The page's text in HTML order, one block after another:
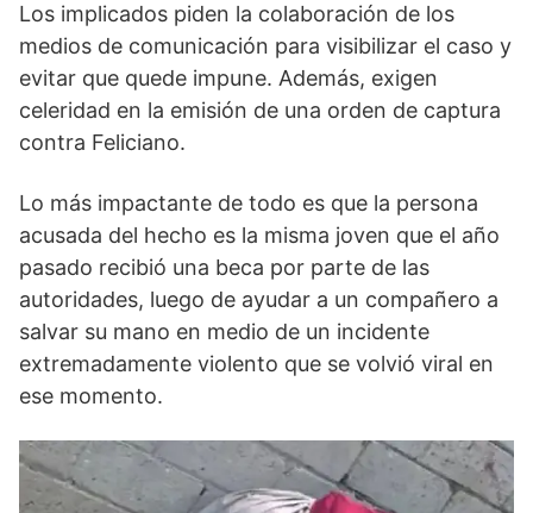
Los implicados piden la colaboración de los
medios de comunicación para visibilizar el caso y
evitar que quede impune. Además, exigen
celeridad en la emisión de una orden de captura
contra Feliciano.
Lo más impactante de todo es que la persona
acusada del hecho es la misma joven que el año
pasado recibió una beca por parte de las
autoridades, luego de ayudar a un compañero a
salvar su mano en medio de un incidente
extremadamente violento que se volvió viral en
ese momento.